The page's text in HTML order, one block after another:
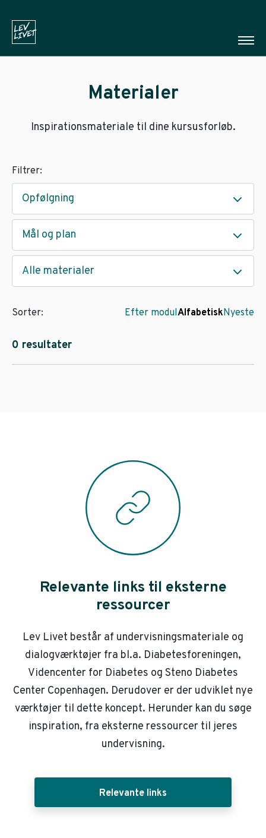
Materialer
Inspirationsmateriale til dine kursusforløb.
Filtrer:
Opfølgning
Mål og plan
Alle materialer
0 resultater
Sorter: Efter modulAlfabetiskNyeste
Relevante links til eksterne
ressourcer
Lev Livet består af undervisningsmateriale og
dialogværktøjer fra bl.a. Diabetesforeningen,
Videncenter for Diabetes og Steno Diabetes
Center Copenhagen. Derudover er der udviklet nye
værktøjer til dette koncept. Herunder kan du søge
inspiration, fra eksterne ressourcer til jeres
undervisning.
Relevante links